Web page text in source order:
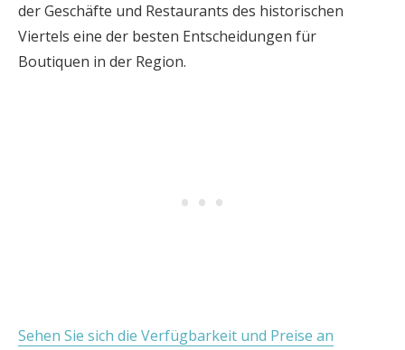
der Geschäfte und Restaurants des historischen
Viertels eine der besten Entscheidungen für
Boutiquen in der Region.
Sehen Sie sich die Verfügbarkeit und Preise an